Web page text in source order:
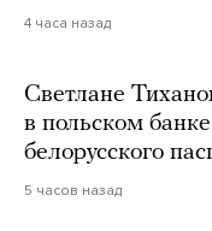
4 часа назад
Светлане
в польском
белорусского
5 часов назад